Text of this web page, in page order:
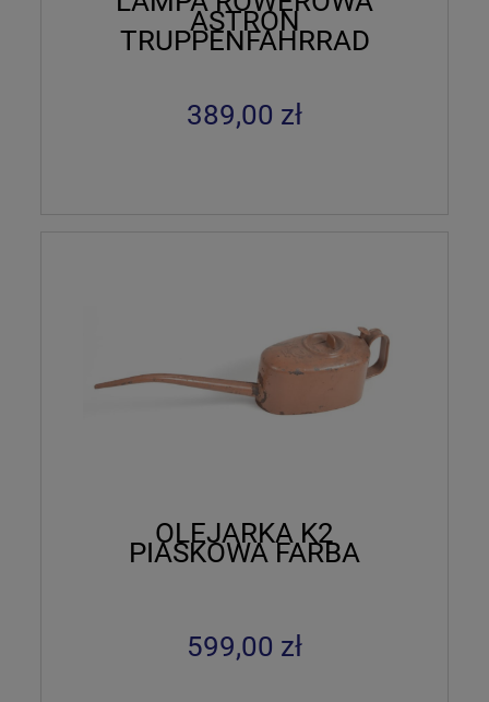
ASTRON
TRUPPENFAHRRAD
389,00 zł
OLEJARKA K2
PIASKOWA FARBA
599,00 zł